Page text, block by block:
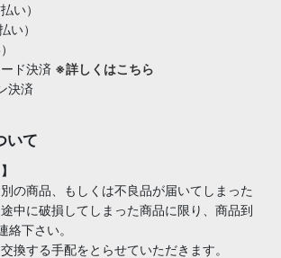
い）
い）
ド決済 ※詳しくはこちら
決済
いて
の商品、もしくは不良品が届いてしまった
中に破損してしまった商品に限り、商品到
絡下さい。
換する手配をとらせていただきます。